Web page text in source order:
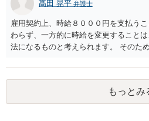
髙田 晃平 弁護士
雇用契約上、時給８０００円を支払う
わらず、一方的に時給を変更すること
法になるものと考えられます。 そのた
としては、弁護士等から給料を支払う
った対応が考えられます。 具体的な進
にご相談いただくのがよいと存じます。
もっとみ